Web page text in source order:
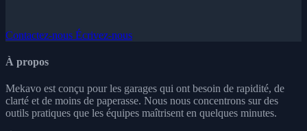
Contactez-nous Écrivez-nous
À propos
Mekavo est conçu pour les garages qui ont besoin de rapidité, de
clarté et de moins de paperasse. Nous nous concentrons sur des
outils pratiques que les équipes maîtrisent en quelques minutes.